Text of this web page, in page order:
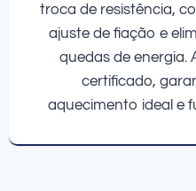
troca de resistência,
ajuste de fiação e
quedas de energia.
certificado,
aquecimento ideal e